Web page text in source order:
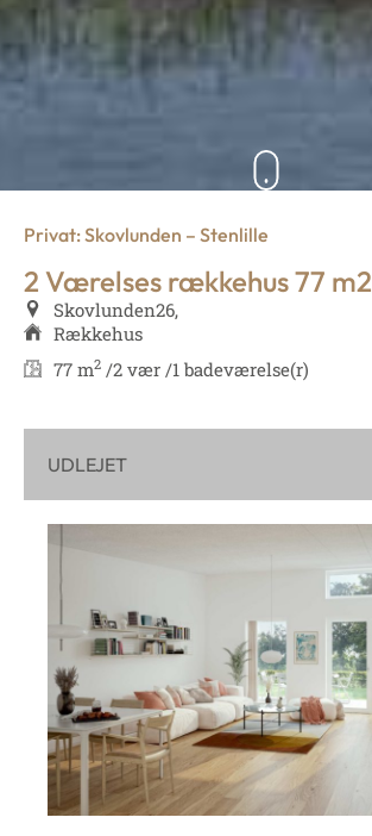
Privat: Skovlunden – Stenlille
2 Værelses rækkehus 77 m2
Skovlunden26,
Rækkehus
77 m2 /2 vær /1 badeværelse(r)
UDLEJET